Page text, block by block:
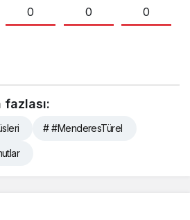
0 0 0
# #MenderesTürel